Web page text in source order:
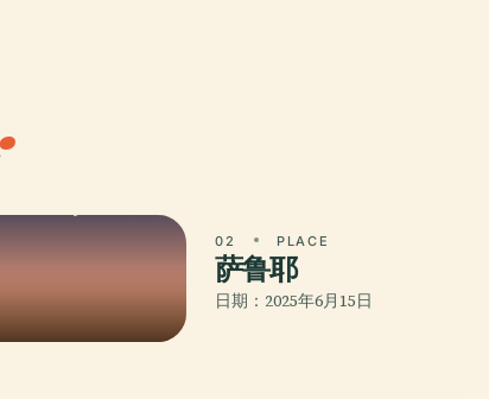
.
真
02 PLACE
萨鲁耶
日期：2025年6月15日